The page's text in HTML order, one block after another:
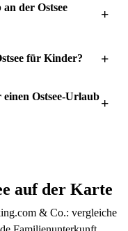
der Ostsee
+
für Kinder? +
Ostsee-Urlaub+
auf der Karte
& Co.: vergleiche